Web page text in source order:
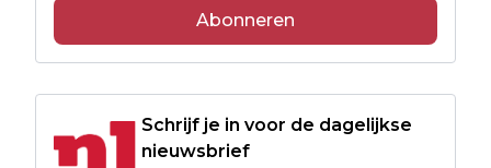
Abonneren
Schrijf je in voor de dagelijkse
nieuwsbrief